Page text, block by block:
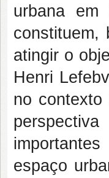
urbana
constituem,
atingir o
Henri
no
espaço